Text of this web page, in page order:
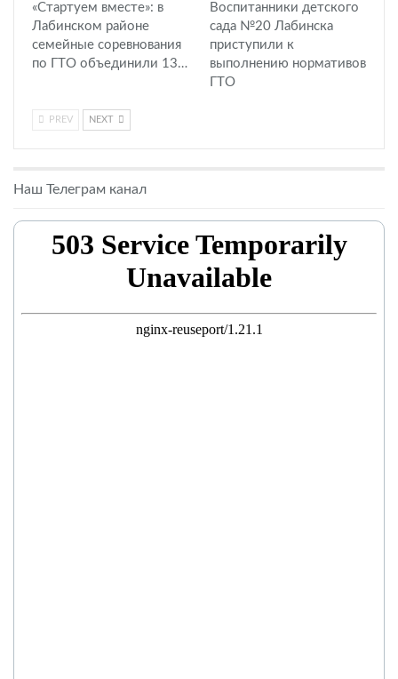
«Стартуем вместе»: в
Лабинском районе
семейные соревнования
по ГТО объединили 13…
Воспитанники детского
сада №20 Лабинска
приступили к
выполнению нормативов
ГТО
PREV NEXT
Наш Телеграм канал